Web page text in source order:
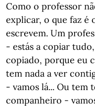
Como o professor
explicar, o que faz é
escrevem. Um
- estás a copiar
copiado, porque eu
tem nada a ver
- vamos lá... Ou tem
companheiro -